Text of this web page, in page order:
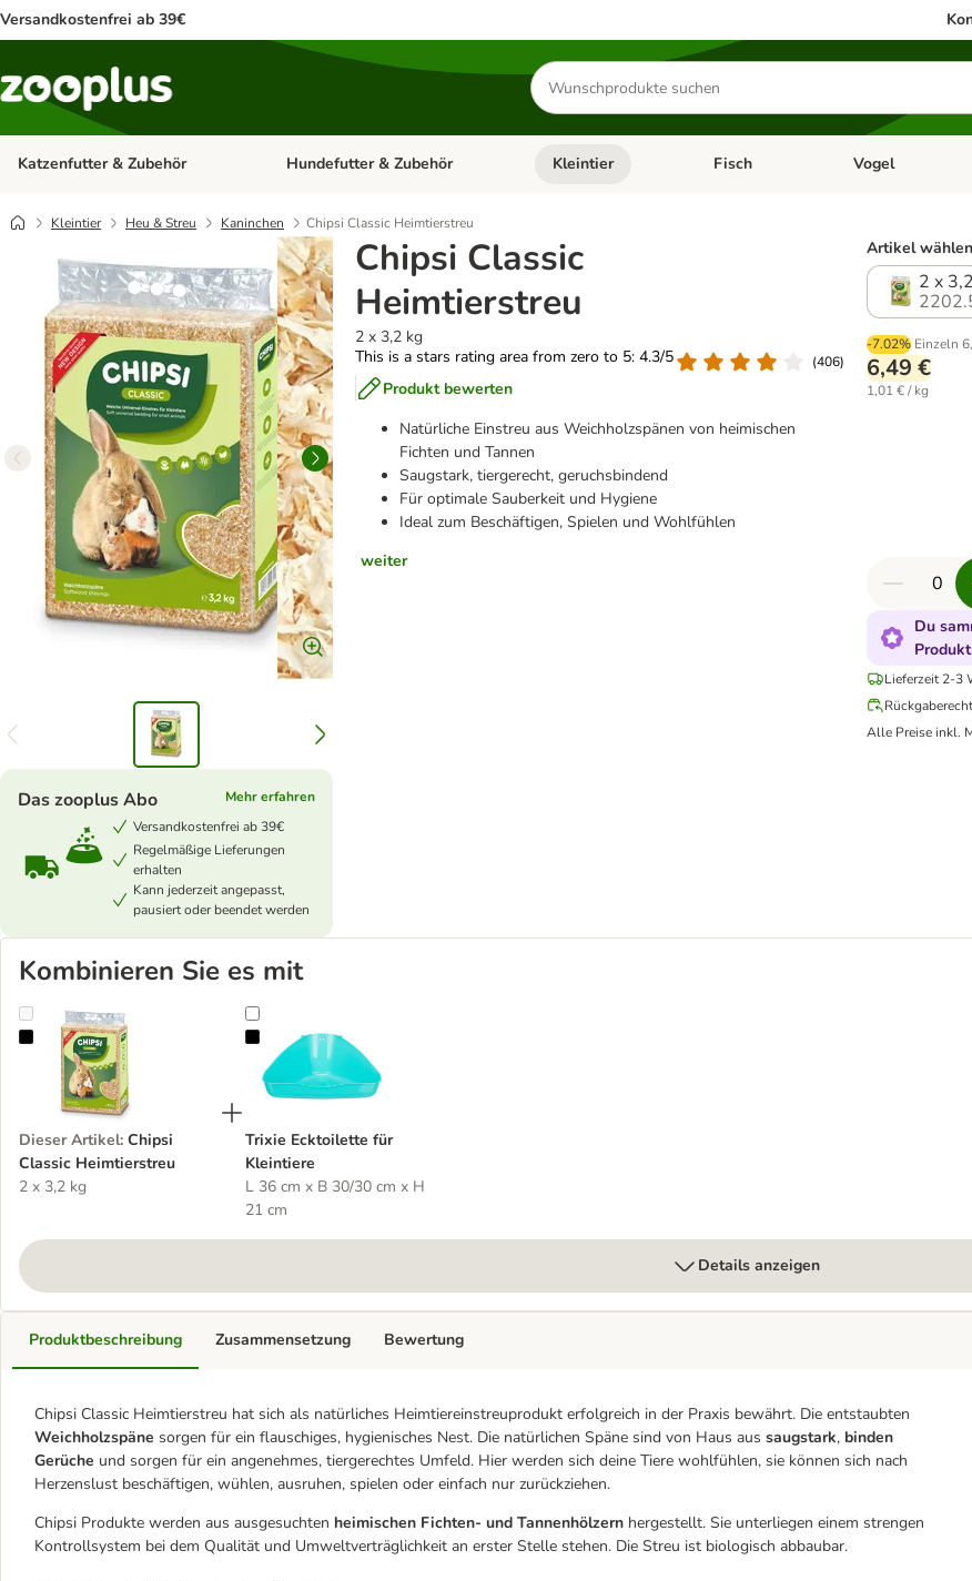
Versandkostenfrei ab 39€
Produkte
suchen
Katzenfutter & Zubehör Kategorie-Menü öffnen: Katzenfutter & Zubehör
Hundefutter & Zubehör Kategorie-Menü öffnen: Hundefutter & Zubehör
Kleintier Kategorie-Menü öffnen: Kleintier
Fisch Kategorie-Menü
Vogel
Kleintier Heu & Streu Kaninchen Chipsi Classic Heimtierstreu
Chipsi Classic
Heimtierstreu
2 x 3,2 kg
This is a stars rating area from zero to 5: 4.3/5
(406)
Produkt bewerten
Natürliche Einstreu aus Weichholzspänen von heimischen
Fichten und Tannen
Saugstark, tiergerecht, geruchsbindend
Für optimale Sauberkeit und Hygiene
Ideal zum Beschäftigen, Spielen und Wohlfühlen
weiter
Das zooplus Abo
Mehr erfahren
Versandkostenfrei ab 39€
Regelmäßige Lieferungen
erhalten
Kann jederzeit angepasst,
pausiert oder beendet werden
Artikel wählen
2 x
-7.02% Einzeln
6,49 €
1,01 € / kg
Du
Produkt
Lieferzeit 2-3
Rückgaberecht
Alle Preise inkl.
Kombinieren Sie es mit
Chipsi Classic Heimtierstreu
Dieser Artikel: Chipsi
Classic Heimtierstreu
2 x 3,2 kg
Trixie Ecktoilette für Kleintiere
Trixie Ecktoilette für
Kleintiere
L 36 cm x B 30/30 cm x H
21 cm
Details anzeigen
Produktbeschreibung
Chipsi Classic Heimtierstreu hat sich als natürliches Heimtiereinstreuprodukt erfolgreich in der Praxis bewährt. Die entstaubten
Weichholzspäne sorgen für ein flauschiges, hygienisches Nest. Die natürlichen Späne sind von Haus aus saugstark, binden
Gerüche und sorgen für ein angenehmes, tiergerechtes Umfeld. Hier werden sich deine Tiere wohlfühlen, sie können sich nach
Herzenslust beschäftigen, wühlen, ausruhen, spielen oder einfach nur zurückziehen.
Chipsi Produkte werden aus ausgesuchten heimischen Fichten- und Tannenhölzern hergestellt. Sie unterliegen einem strengen
Kontrollsystem bei dem Qualität und Umweltverträglichkeit an erster Stelle stehen. Die Streu ist biologisch abbaubar.
Zusammensetzung Bewertung